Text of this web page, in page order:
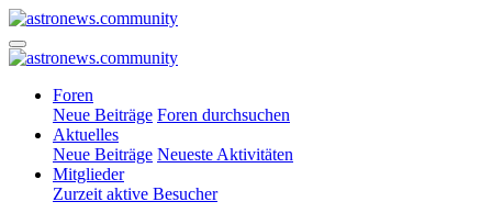
Foren
Neue Beiträge Foren durchsuchen
Aktuelles
Neue Beiträge Neueste Aktivitäten
Mitglieder
Zurzeit aktive Besucher